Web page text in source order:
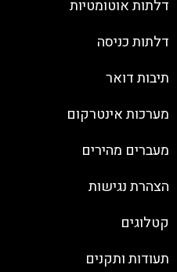
דלתות אוטומטיות
דלתות כניסה
תיבות דואר
מערכות אינטרקום
מעברים מהירים
הצהרת נגישות
קטלוגים
תעודות ותקנים